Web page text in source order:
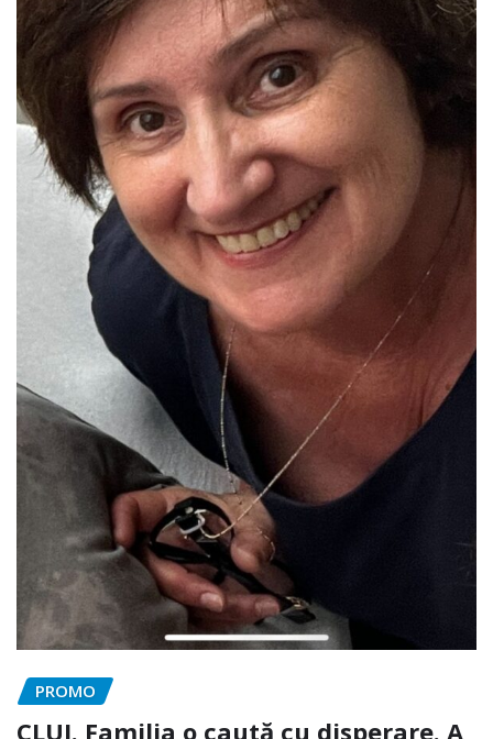
PROMO
CLUJ. Familia o caută cu disperare. A